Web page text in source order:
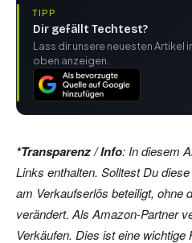
TIPP
Dir gefällt Techtest?
Lass dir unsere neuesten
oben anzeigen.
*Transparenz / Info: In diesem
Links enthalten. Solltest Du
am Verkaufserlös beteiligt, ohne
verändert. Als Amazon-Partner
Verkäufen. Dies ist eine